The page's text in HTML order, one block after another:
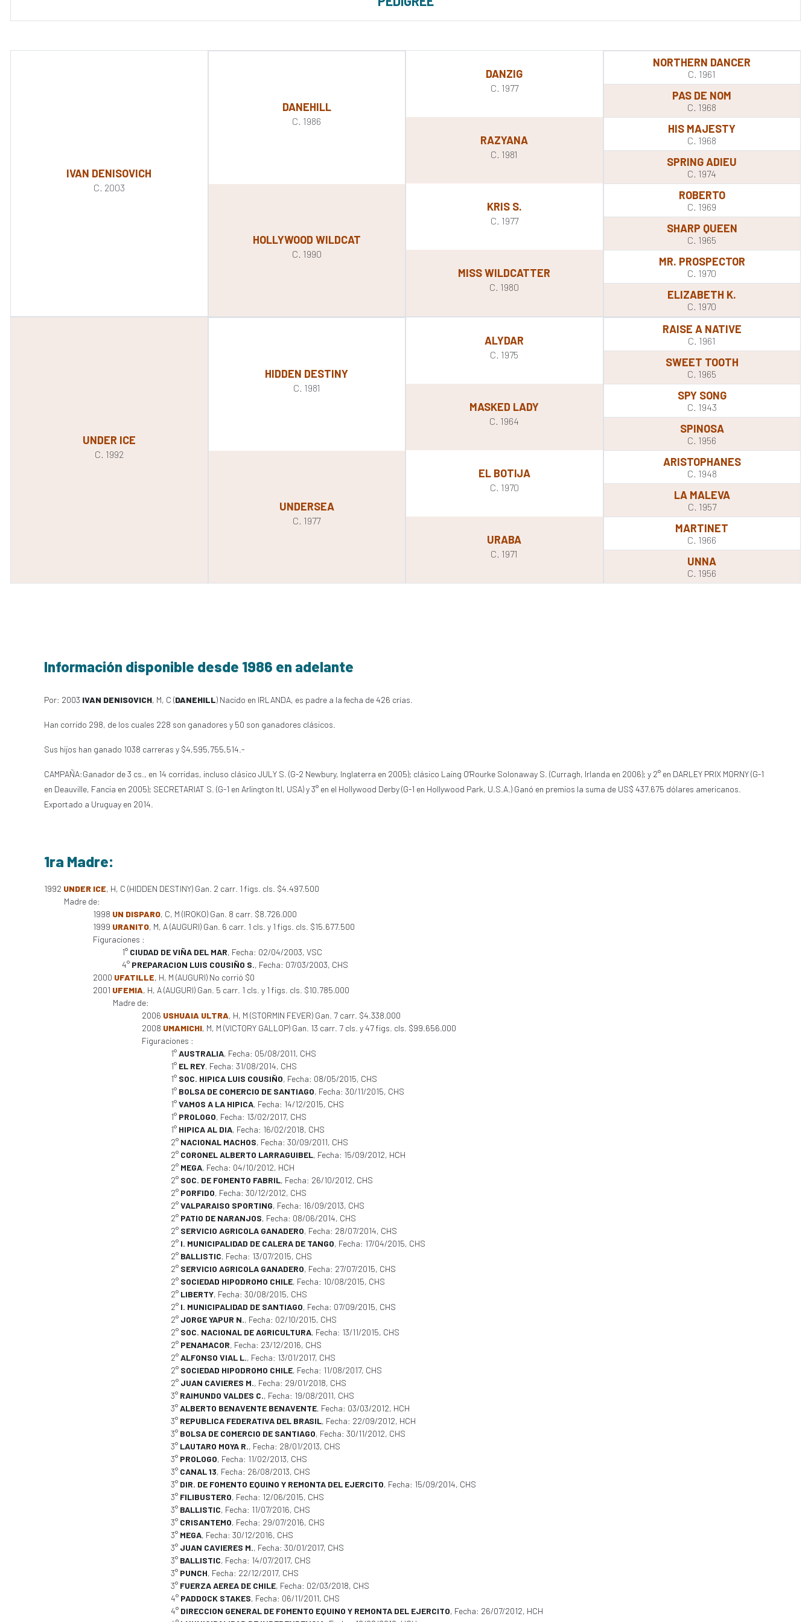
IVAN DENISOVICH
C. 2003
DANEHILL
C. 1986
HOLLYWOOD WILDCAT
C. 1990
DANZIG
C. 1977
RAZYANA
C. 1981
KRIS S.
C. 1977
MISS WILDCATTER
C. 1980
NORTHERN DANCER
C. 1961
PAS DE NOM
C. 1968
HIS MAJESTY
C. 1968
SPRING ADIEU
C. 1974
ROBERTO
C. 1969
SHARP QUEEN
C. 1965
MR. PROSPECTOR
C. 1970
ELIZABETH K.
C. 1970
UNDER ICE
C. 1992
HIDDEN DESTINY
C. 1981
UNDERSEA
C. 1977
ALYDAR
C. 1975
MASKED LADY
C. 1964
EL BOTIJA
C. 1970
URABA
C. 1971
RAISE A NATIVE
C. 1961
SWEET TOOTH
C. 1965
SPY SONG
C. 1943
SPINOSA
C. 1956
ARISTOPHANES
C. 1948
LA MALEVA
C. 1957
MARTINET
C. 1966
UNNA
C. 1956
Información disponible desde 1986 en adelante
Por: 2003 IVAN DENISOVICH, M, C (DANEHILL) Nacido en IRLANDA, es padre a la fecha de 426 crías.
Han corrido 298, de los cuales 228 son ganadores y 50 son ganadores clásicos.
Sus hijos han ganado 1038 carreras y $4,595,755,514.-
CAMPAÑA:Ganador de 3 cs., en 14 corridas, incluso clásico JULY S. (G-2 Newbury, Inglaterra en 2005); clásico Laing O'Rourke Solonaway S. (Curragh, Irlanda en 2006); y 2° en DARLEY PRIX MORNY (G-1
en Deauville, Fancia en 2005); SECRETARIAT S. (G-1 en Arlington Itl, USA) y 3° en el Hollywood Derby (G-1 en Hollywood Park, U.S.A.) Ganó en premios la suma de US$ 437.675 dólares americanos.
Exportado a Uruguay en 2014.
1ra Madre:
1992 UNDER ICE, H, C (HIDDEN DESTINY) Gan. 2 carr. 1 figs. cls. $4.497.500
Madre de:
1998 UN DISPARO, C, M (IROKO) Gan. 8 carr. $8.726.000
1999 URANITO, M, A (AUGURI) Gan. 6 carr. 1 cls. y 1 figs. cls. $15.677.500
Figuraciones :
1° CIUDAD DE VIÑA DEL MAR, Fecha: 02/04/2003, VSC
4° PREPARACION LUIS COUSIÑO S., Fecha: 07/03/2003, CHS
2000 UFATILLE, H, M (AUGURI) No corrió $0
2001 UFEMIA, H, A (AUGURI) Gan. 5 carr. 1 cls. y 1 figs. cls. $10.785.000
Madre de:
2006 USHUAIA ULTRA, H, M (STORMIN FEVER) Gan. 7 carr. $4.338.000
2008 UMAMICHI, M, M (VICTORY GALLOP) Gan. 13 carr. 7 cls. y 47 figs. cls. $99.656.000
Figuraciones :
1°AUSTRALIA, Fecha: 05/08/2011, CHS
1° EL REY, Fecha: 31/08/2014, CHS
1° SOC. HIPICA LUIS COUSIÑO, Fecha: 08/05/2015, CHS
1° BOLSA DE COMERCIO DE SANTIAGO, Fecha: 30/11/2015, CHS
1°VAMOS A LA HIPICA, Fecha: 14/12/2015, CHS
1° PROLOGO, Fecha: 13/02/2017, CHS
1° HIPICA AL DIA, Fecha: 16/02/2018, CHS
2° NACIONAL MACHOS, Fecha: 30/09/2011, CHS
2° CORONEL ALBERTO LARRAGUIBEL, Fecha: 15/09/2012, HCH
2° MEGA, Fecha: 04/10/2012, HCH
2° SOC. DE FOMENTO FABRIL, Fecha: 26/10/2012, CHS
2° PORFIDO, Fecha: 30/12/2012, CHS
2°VALPARAISO SPORTING, Fecha: 16/09/2013, CHS
2° PATIO DE NARANJOS, Fecha: 08/06/2014, CHS
2° SERVICIO AGRICOLA GANADERO, Fecha: 28/07/2014, CHS
2° I. MUNICIPALIDAD DE CALERA DE TANGO, Fecha: 17/04/2015, CHS
2° BALLISTIC, Fecha: 13/07/2015, CHS
2° SERVICIO AGRICOLA GANADERO, Fecha: 27/07/2015, CHS
2° SOCIEDAD HIPODROMO CHILE, Fecha: 10/08/2015, CHS
2° LIBERTY, Fecha: 30/08/2015, CHS
2° I. MUNICIPALIDAD DE SANTIAGO, Fecha: 07/09/2015, CHS
2° JORGE YAPUR N., Fecha: 02/10/2015, CHS
2° SOC. NACIONAL DE AGRICULTURA, Fecha: 13/11/2015, CHS
2° PENAMACOR, Fecha: 23/12/2016, CHS
2°ALFONSO VIAL L., Fecha: 13/01/2017, CHS
2° SOCIEDAD HIPODROMO CHILE, Fecha: 11/08/2017, CHS
2° JUAN CAVIERES M., Fecha: 29/01/2018, CHS
3° RAIMUNDO VALDES C., Fecha: 19/08/2011, CHS
3°ALBERTO BENAVENTE BENAVENTE, Fecha: 03/03/2012, HCH
3° REPUBLICA FEDERATIVA DEL BRASIL, Fecha: 22/09/2012, HCH
3° BOLSA DE COMERCIO DE SANTIAGO, Fecha: 30/11/2012, CHS
3° LAUTARO MOYA R., Fecha: 28/01/2013, CHS
3° PROLOGO, Fecha: 11/02/2013, CHS
3° CANAL 13, Fecha: 26/08/2013, CHS
3° DIR. DE FOMENTO EQUINO Y REMONTA DEL EJERCITO, Fecha: 15/09/2014, CHS
3° FILIBUSTERO, Fecha: 12/06/2015, CHS
3° BALLISTIC, Fecha: 11/07/2016, CHS
3° CRISANTEMO, Fecha: 29/07/2016, CHS
3° MEGA, Fecha: 30/12/2016, CHS
3° JUAN CAVIERES M., Fecha: 30/01/2017, CHS
3° BALLISTIC, Fecha: 14/07/2017, CHS
3° PUNCH, Fecha: 22/12/2017, CHS
3° FUERZA AEREA DE CHILE, Fecha: 02/03/2018, CHS
4° PADDOCK STAKES, Fecha: 06/11/2011, CHS
4° DIRECCION GENERAL DE FOMENTO EQUINO Y REMONTA DEL EJERCITO, Fecha: 26/07/2012, HCH